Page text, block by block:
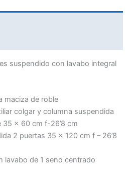
suspendido con lavabo integral
maciza de roble
colgar y columna suspendida
35 x 60 cm f-26’8 cm
2 puertas 35 x 120 cm f – 26’8
lavabo de 1 seno centrado